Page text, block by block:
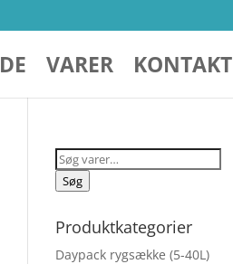
VARER KONTAKT
Søg
efter:
Søg
Produktkategorier
Daypack rygsække (5-40L)